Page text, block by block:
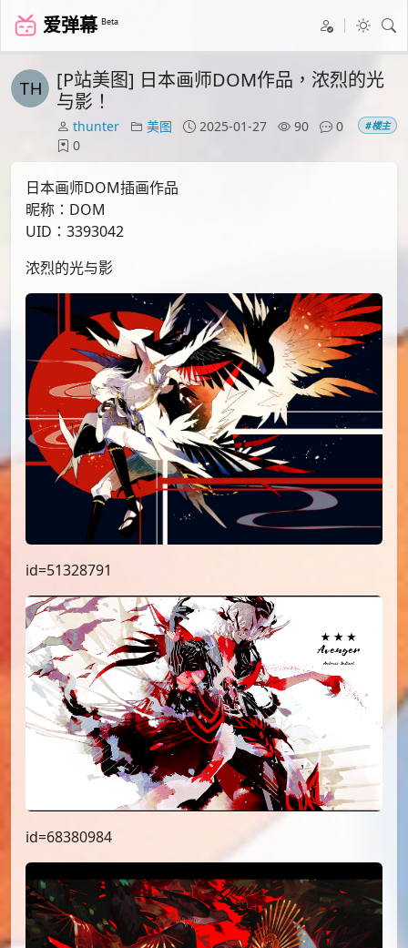
爱弹幕 Beta
[P站美图] 日本画师DOM作品，浓烈的光
与影！
thunter 美图 2025-01-27 90
0
0
#楼主
日本画师DOM插画作品
昵称：DOM
UID：3393042
浓烈的光与影
id=51328791
id=68380984